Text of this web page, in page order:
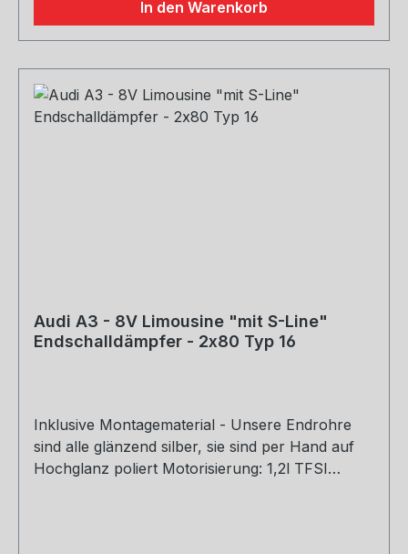
In den Warenkorb
Audi A3 - 8V Limousine "mit S-Line"
Endschalldämpfer - 2x80 Typ 16
Inklusive Montagematerial - Unsere Endrohre
sind alle glänzend silber, sie sind per Hand auf
Hochglanz poliert Motorisierung: 1,2l TFSI